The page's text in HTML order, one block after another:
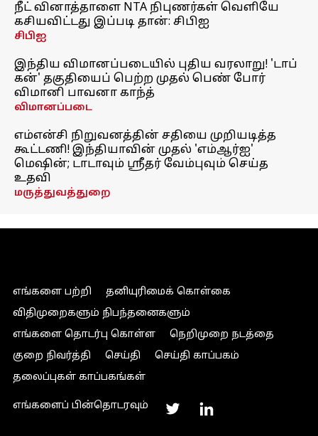
நீட் வினாத்தாளை NTA நிபுணர்கள் வெளியே
கசியவிட்டது இப்படி தான்: சிபிஐ
சிபிஐ
இந்திய விமானப்படையில் புதிய வரலாறு! 'டாப்
கன்' தகுதியைப் பெற்ற முதல் பெண் போர்
விமானி பாவனா காந்த்
விமானப்படை
எம்என்சி நிறுவனத்தின் சதியை முறியடித்த
கூட்டணி! இந்தியாவின் முதல் 'எம்ஆர்ஐ'
மெஷின்; டாடாவும் ஸ்ரீதர் வேம்புவும் செய்த
உதவி
மருத்துவத்துறை
எங்களை பற்றி
தனியுரிமைக் கொள்கை
விதிமுறைகளும் நிபந்தனைகளும்
எங்களை தொடர்பு கொள்ள
நெறிமுறை நடத்தை
குறை நிவர்த்தி
செய்தி
செய்தி காப்பகம்
தலைப்புகள் காப்பகங்கள்
எங்களைப் பின்தொடரவும்